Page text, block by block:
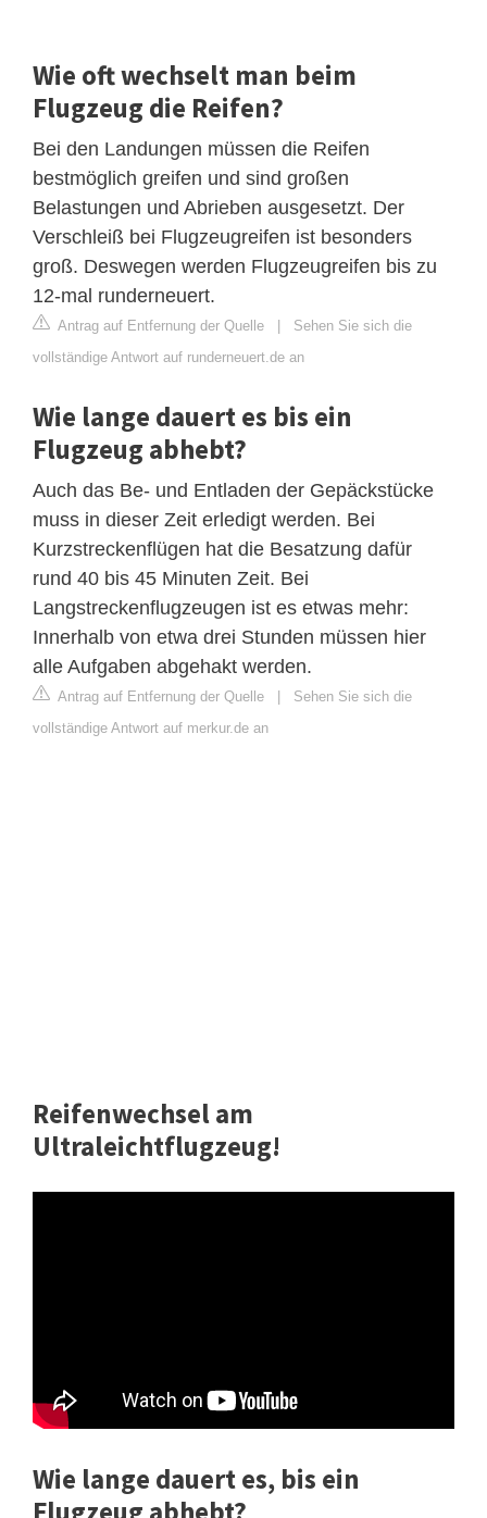
Wie oft wechselt man beim
Flugzeug die Reifen?
Bei den Landungen müssen die Reifen
bestmöglich greifen und sind großen
Belastungen und Abrieben ausgesetzt. Der
Verschleiß bei Flugzeugreifen ist besonders
groß. Deswegen werden Flugzeugreifen bis zu
12-mal runderneuert.
Antrag auf Entfernung der Quelle
Sehen Sie sich die
vollständige Antwort auf runderneuert.de an
Wie lange dauert es bis ein
Flugzeug abhebt?
Auch das Be- und Entladen der Gepäckstücke
muss in dieser Zeit erledigt werden. Bei
Kurzstreckenflügen hat die Besatzung dafür
rund 40 bis 45 Minuten Zeit. Bei
Langstreckenflugzeugen ist es etwas mehr:
Innerhalb von etwa drei Stunden müssen hier
alle Aufgaben abgehakt werden.
Antrag auf Entfernung der Quelle
Sehen Sie sich die
vollständige Antwort auf merkur.de an
Reifenwechsel am
Ultraleichtflugzeug!
Wie lange dauert es, bis ein
Flugzeug abhebt?